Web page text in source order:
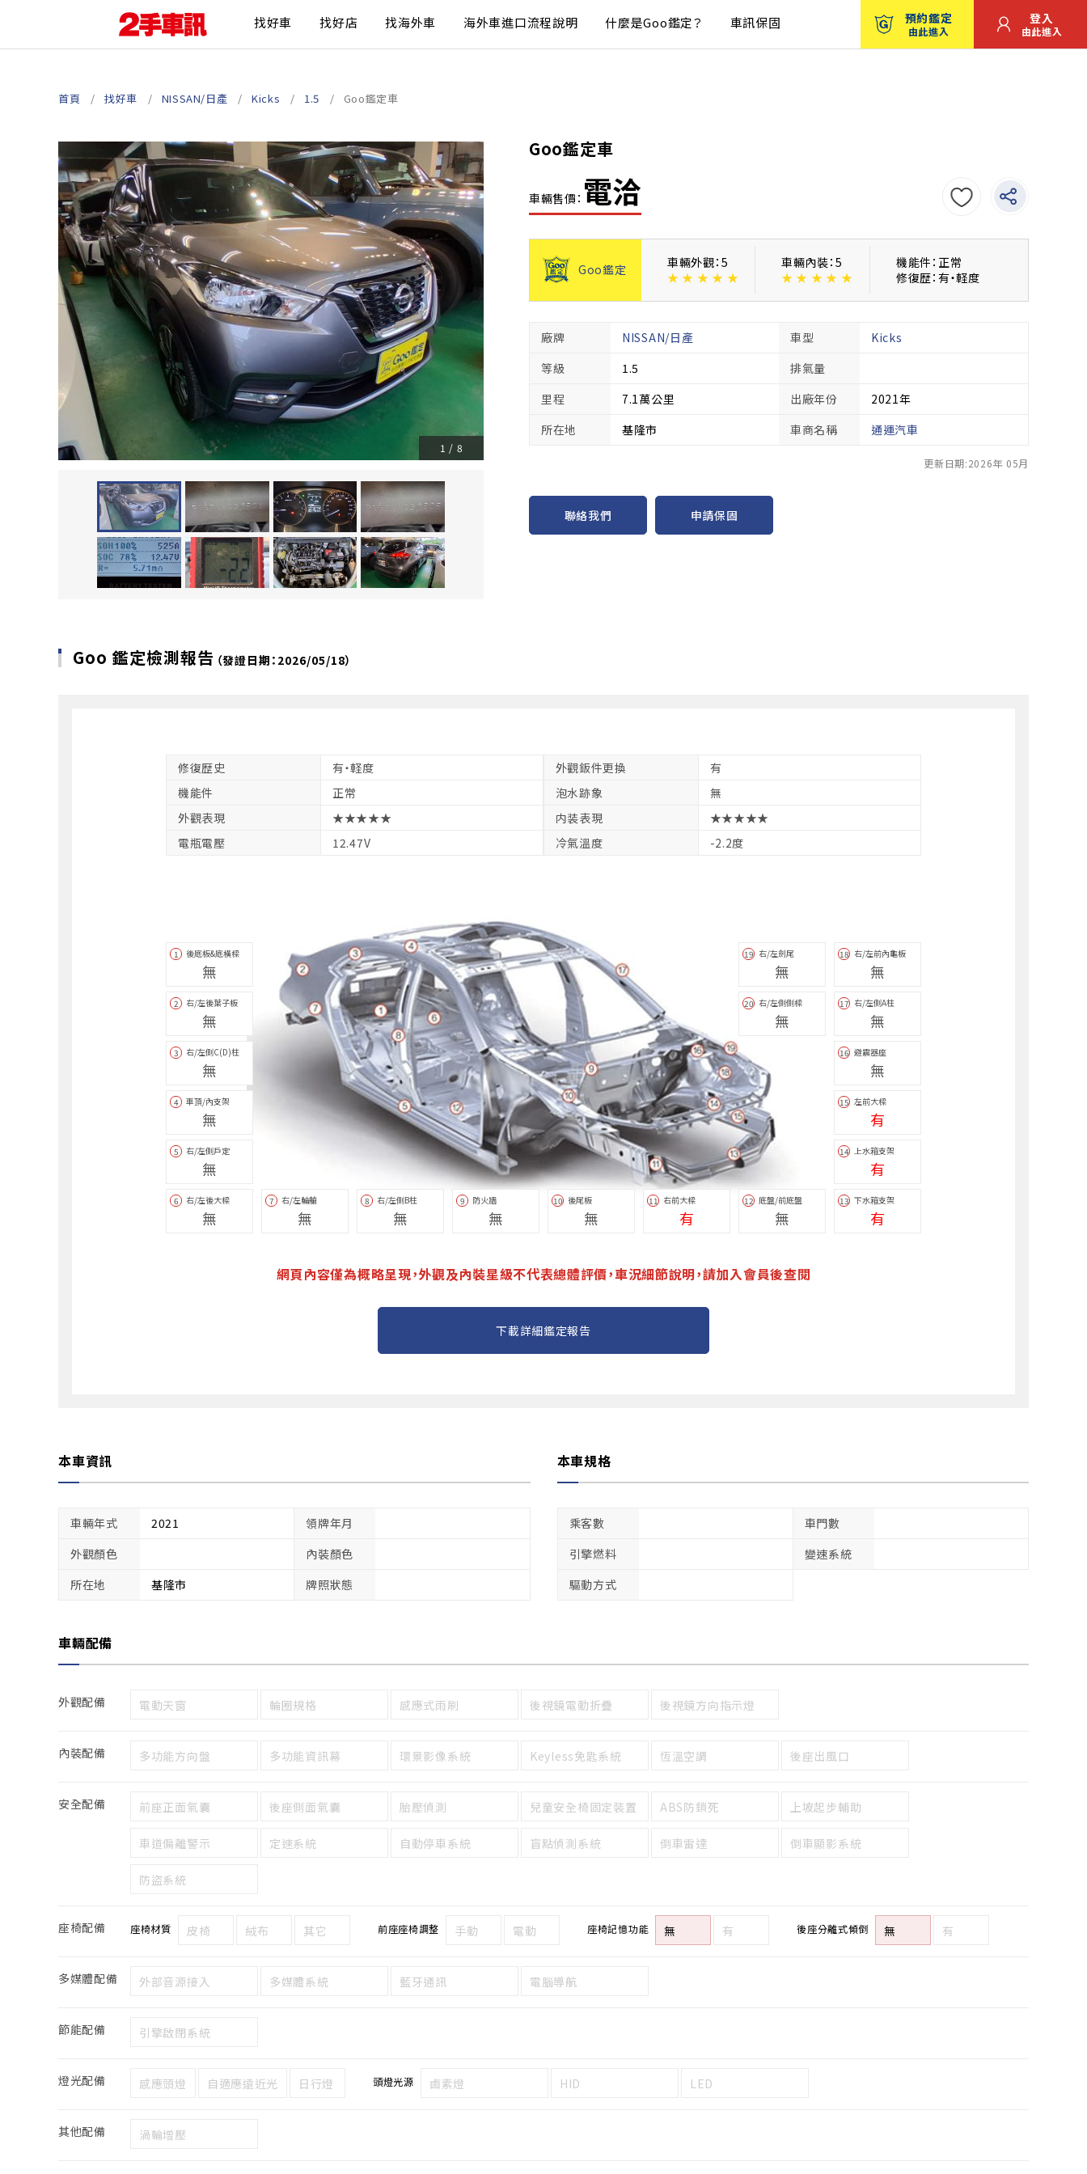
找好車 找好店 找海外車 海外車進口流程說明 什麼是Goo鑑定？ 車訊保固 預約鑑定
由此進入
登入
由此進入
首頁 找好車 NISSAN/日產 Kicks 1.5 Goo鑑定車
Goo鑑定車
車輛售價： 電洽
1 / 8
Goo鑑定
車輛外觀：5
★ ★ ★ ★ ★
車輛內裝：5
★ ★ ★ ★ ★
機能件：正常
修復歴：有・軽度
廠牌 NISSAN/日產 車型
Kicks
等級
1.5
排氣量
里程
7.1萬公里 出廠年份
2021年
所在地
基隆市 車商名稱 通運汽車
更新日期:2026年 05月
聯絡我們 申請保固
Goo 鑑定檢測報告 （發證日期：2026/05/18）
修復歴史 有・軽度 外觀鈑件更換
有
機能件
正常 泡水跡象
無
外觀表現
★★★★★ 内装表現
★★★★★
電瓶電壓
12.47V 冷氣溫度 -2.2度
1 後底板&底橫樑
無
2 右/左後葉子板
無
3 右/左側C(D)柱
無
4 車頂/內支架
無
5 右/左側戶定
無
6 右/左後大樑
無
7 右/左輪艙
無
8 右/左側B柱
無
9 防火牆
無
10 後尾板
無
11 右前大樑
有
12 底盤/前底盤
無
13 下水箱支架
有
14 上水箱支架
有
15 左前大樑
有
16 避震器座
無
17 右/左側A柱
無
18 右/左前內龜板
無
19 右/左劍尾
無
20 右/左側側樑
無
網頁內容僅為概略呈現，外觀及內裝星級不代表總體評價，車況細節說明，請加入會員後查閱
下載詳細鑑定報告
本車資訊
車輛年式 2021
領牌年月
外觀顏色
內裝顏色
所在地
基隆市 牌照狀態
本車規格
乘客數
車門數
引擎燃料
變速系統
驅動方式
車輛配備
外觀配備 電動天窗 輪圈規格 感應式雨刷 後視鏡電動折疊 後視鏡方向指示燈
內裝配備 多功能方向盤 多功能資訊幕 環景影像系統 Keyless免匙系統 恆溫空調 後座出風口
安全配備 前座正面氣囊 後座側面氣囊 胎壓偵測 兒童安全椅固定裝置 ABS防鎖死 上坡起步輔助
車道偏離警示 定速系統 自動停車系統 盲點偵測系統 倒車雷達 倒車顯影系統
防盜系統
座椅配備 座椅材質 皮椅 絨布 其它 前座座椅調整 手動 電動 座椅記憶功能 無 有 後座分離式傾倒 無 有
多媒體配備 外部音源接入 多媒體系統 藍牙通訊 電腦導航
節能配備 引擎啟閉系統
燈光配備 感應頭燈 自適應遠近光 日行燈 頭燈光源 鹵素燈 HID LED
其他配備 渦輪增壓